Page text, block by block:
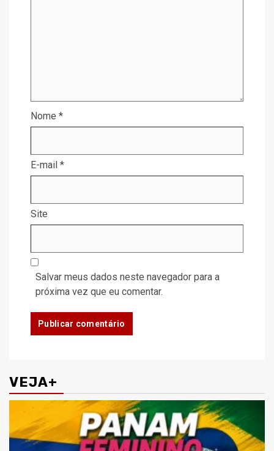
Nome *
E-mail *
Site
Salvar meus dados neste navegador para a
próxima vez que eu comentar.
VEJA+